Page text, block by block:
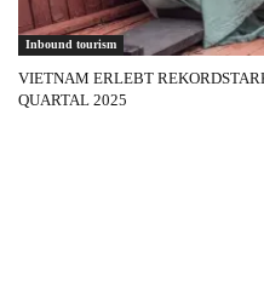
Inbound tourism
VIETNAM ERLEBT
QUARTAL 2025